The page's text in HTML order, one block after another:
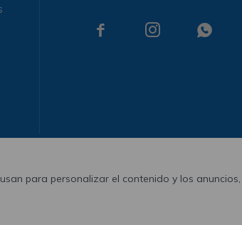
para personalizar el contenido y los
  